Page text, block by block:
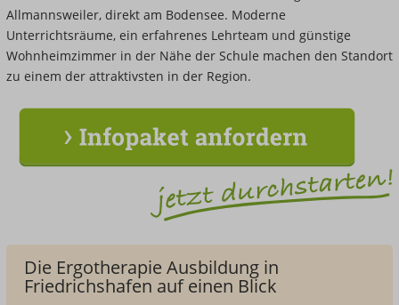
Allmannsweiler, direkt am Bodensee. Moderne
Unterrichtsräume, ein erfahrenes Lehrteam und günstige
Wohnheimzimmer in der Nähe der Schule machen den Standort
zu einem der attraktivsten in der Region.
Die Ergotherapie Ausbildung in
Friedrichshafen auf einen Blick